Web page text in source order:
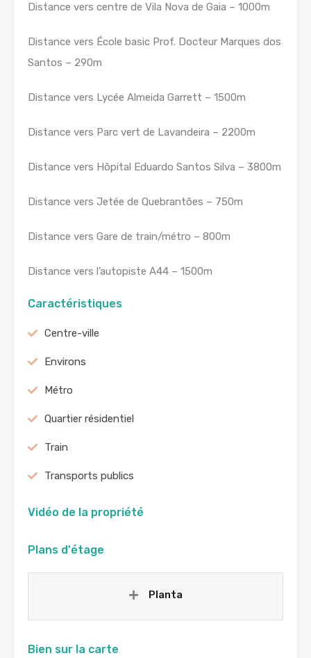
Distance vers centre de Vila Nova de Gaia – 1000m
Distance vers École basic Prof. Docteur Marques dos
Santos – 290m
Distance vers Lycée Almeida Garrett – 1500m
Distance vers Parc vert de Lavandeira – 2200m
Distance vers Hôpital Eduardo Santos Silva – 3800m
Distance vers Jetée de Quebrantões – 750m
Distance vers Gare de train/métro – 800m
Distance vers l’autopiste A44 – 1500m
Caractéristiques
Centre-ville
Environs
Métro
Quartier résidentiel
Train
Transports publics
Vidéo de la propriété
Plans d'étage
Planta
Bien sur la carte